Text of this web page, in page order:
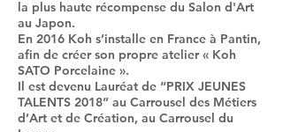
la plus haute récompense du Salon d'Art
au Japon.
En 2016 Koh s’installe en France à Pantin,
afin de créer son propre atelier « Koh
SATO Porcelaine ».
Il est devenu Lauréat de “PRIX JEUNES
TALENTS 2018” au Carrousel des Métiers
d’Art et de Création, au Carrousel du